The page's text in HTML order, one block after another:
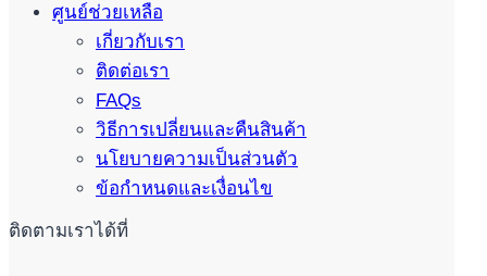
ศูนย์ช่วยเหลือ
เกี่ยวกับเรา
ติดต่อเรา
FAQs
วิธีการเปลี่ยนและคืนสินค้า
นโยบายความเป็นส่วนตัว
ข้อกำหนดและเงื่อนไข
ติดตามเราได้ที่